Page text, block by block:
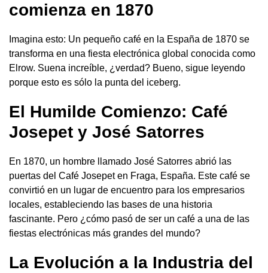
comienza en 1870
Imagina esto: Un pequeño café en la España de 1870 se
transforma en una fiesta electrónica global conocida como
Elrow. Suena increíble, ¿verdad? Bueno, sigue leyendo
porque esto es sólo la punta del iceberg.
El Humilde Comienzo: Café
Josepet y José Satorres
En 1870, un hombre llamado José Satorres abrió las
puertas del Café Josepet en Fraga, España. Este café se
convirtió en un lugar de encuentro para los empresarios
locales, estableciendo las bases de una historia
fascinante. Pero ¿cómo pasó de ser un café a una de las
fiestas electrónicas más grandes del mundo?
La Evolución a la Industria del